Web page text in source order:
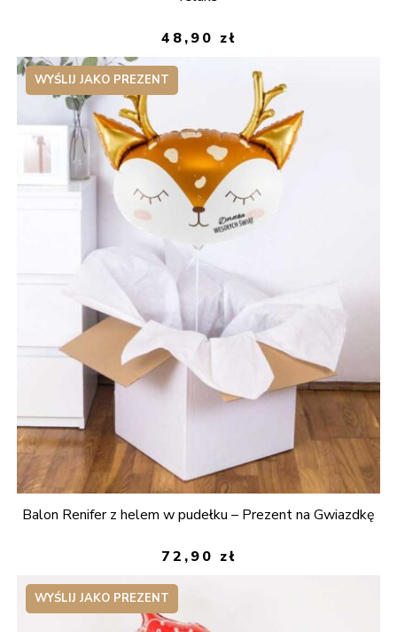
48,90 zł
WYŚLIJ JAKO PREZENT
Balon Renifer z helem w pudełku – Prezent na Gwiazdkę
72,90 zł
WYŚLIJ JAKO PREZENT